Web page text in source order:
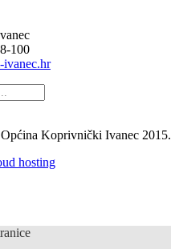
100
Koprivnički Ivanec 2015.